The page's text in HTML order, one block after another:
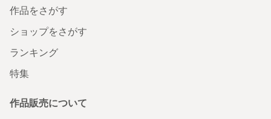
作品をさがす
ショップをさがす
ランキング
特集
作品販売について